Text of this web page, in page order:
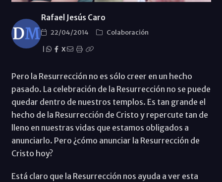
Rafael Jesús Caro
22/04/2014
Colaboración
X
Pero la Resurrección no es sólo creer en un hecho
pasado. La celebración de la Resurrección no se puede
quedar dentro de nuestros templos. Es tan grande el
hecho de la Resurrección de Cristo y repercute tan de
lleno en nuestras vidas que estamos obligados a
anunciarlo. Pero ¿cómo anunciar la Resurrección de
Cristo hoy?
Está claro que la Resurrección nos ayuda a ver esta